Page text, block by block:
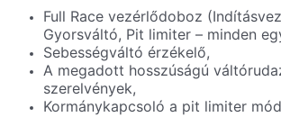
Full Race vezérlődoboz
Gyorsváltó, Pit limiter – minden
Sebességváltó érzékelő,
A megadott hosszúságú
szerelvények,
Kormánykapcsoló a pit limiter